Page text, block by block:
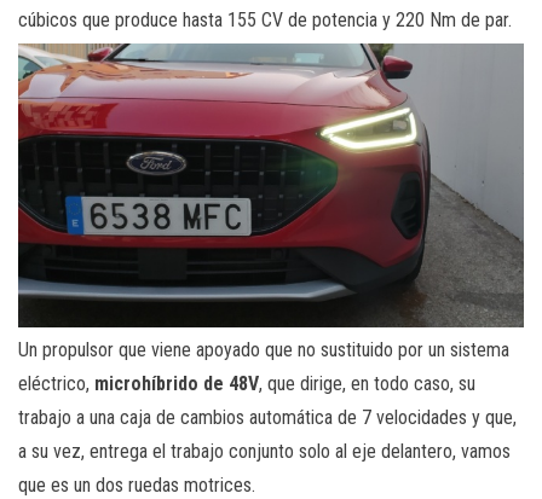
cúbicos que produce hasta 155 CV de potencia y 220 Nm de par.
Un propulsor que viene apoyado que no sustituido por un sistema
eléctrico, microhíbrido de 48V, que dirige, en todo caso, su
trabajo a una caja de cambios automática de 7 velocidades y que,
a su vez, entrega el trabajo conjunto solo al eje delantero, vamos
que es un dos ruedas motrices.